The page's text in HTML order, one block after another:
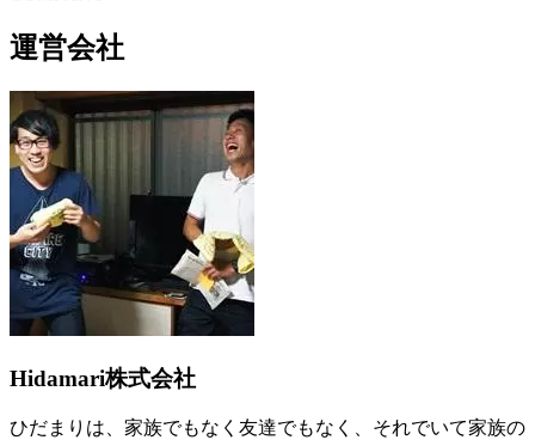
運営会社
Hidamari株式会社
ひだまりは、家族でもなく友達でもなく、それでいて家族の